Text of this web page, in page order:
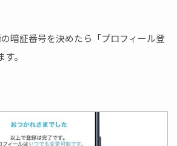
暗証番号を決めたら「プロフィール登
。